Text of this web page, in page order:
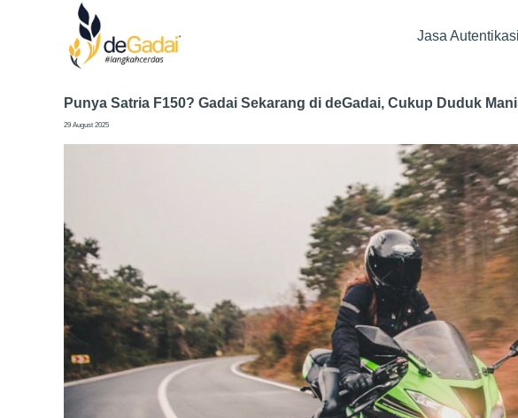
Jasa Autentikasi
Punya Satria F150? Gadai Sekarang di deGadai, Cukup Duduk
29 August 2025